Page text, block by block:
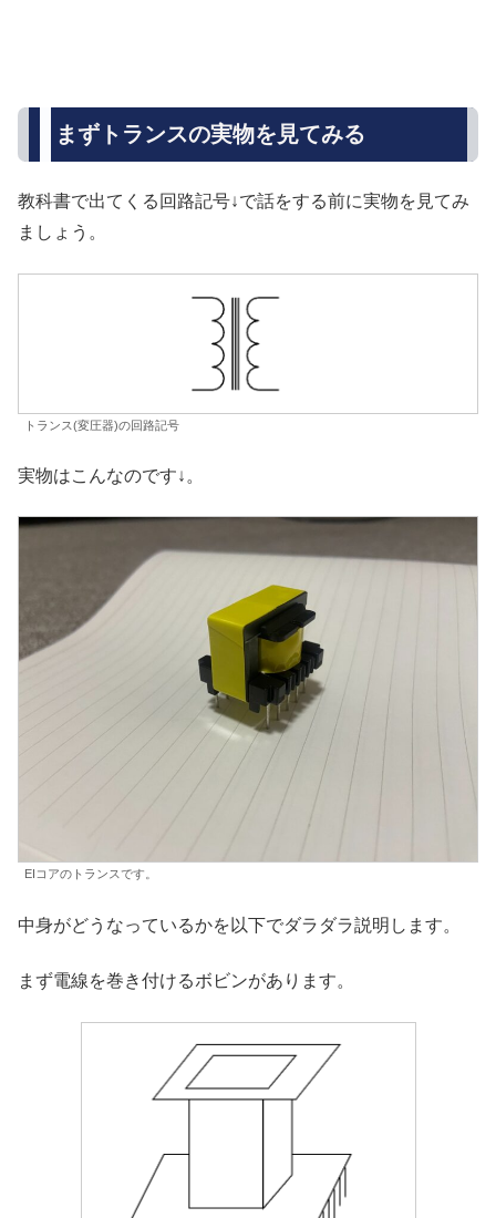
まずトランスの実物を見てみる
教科書で出てくる回路記号↓で話をする前に実物を見てみ
ましょう。
トランス(変圧器)の回路記号
実物はこんなのです↓。
EIコアのトランスです。
中身がどうなっているかを以下でダラダラ説明します。
まず電線を巻き付けるボビンがあります。